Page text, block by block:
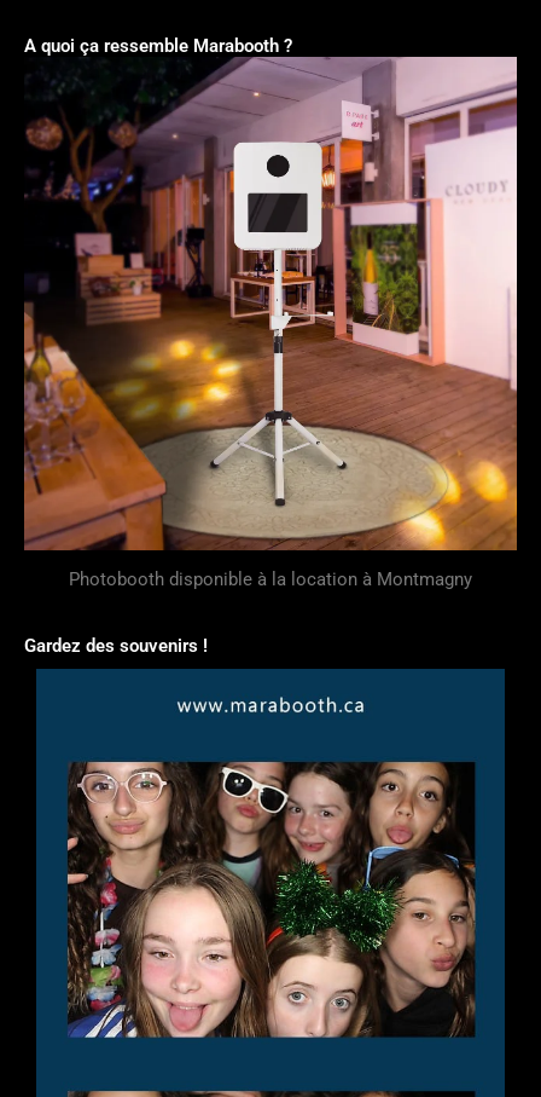
A quoi ça ressemble Marabooth ?
Photobooth disponible à la location à Montmagny
Gardez des souvenirs !